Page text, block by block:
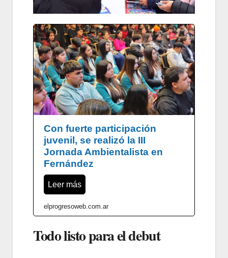
Con fuerte participación
juvenil, se realizó la III
Jornada Ambientalista en
Fernández
Leer más
elprogresoweb.com.ar
Todo listo para el debut